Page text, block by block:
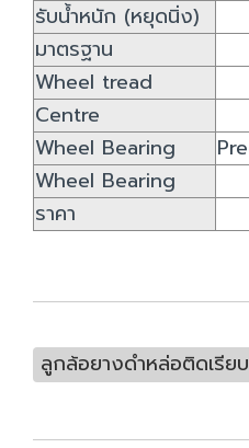
รับน้ำหนัก (หยุดนิ่ง)
มาตรฐาน
Wheel tread
Centre
Wheel Bearing
Wheel Bearing
ราคา
ลูกล้อยางดำหล่อติดเรียบ